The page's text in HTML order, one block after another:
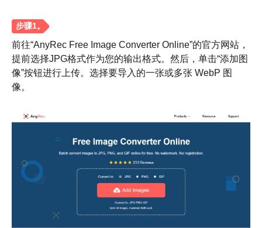
前往“AnyRec Free Image Converter Online”的官方网站，
提前选择JPG格式作为您的输出格式。然后，单击“添加图
像”按钮进行上传。选择要导入的一张或多张 WebP 图
像。